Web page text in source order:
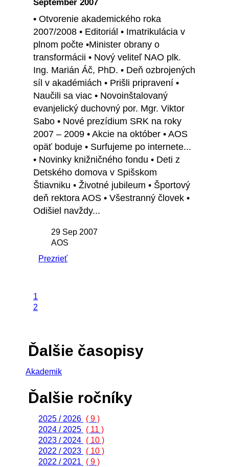
September 2007
• Otvorenie akademického roka
2007/2008 • Editoriál • Imatrikulácia v
plnom počte •Minister obrany o
transformácii • Nový veliteľ NAO plk.
Ing. Marián Áč, PhD. • Deň ozbrojených
síl v akadémiách • Prišli pripravení •
Naučili sa viac • Novoinštalovaný
evanjelický duchovný por. Mgr. Viktor
Sabo • Nové prezídium SRK na roky
2007 – 2009 • Akcie na október • AOS
opäť boduje • Surfujeme po internete...
• Novinky knižničného fondu • Deti z
Detského domova v Spišskom
Štiavniku • Životné jubileum • Športový
deň rektora AOS • Všestranný človek •
Odišiel navždy...
29 Sep 2007
AOS
Prezrieť
1
2
Ďalšie časopisy
Akademik
Ďalšie ročníky
2025 / 2026 ( 9 )
2024 / 2025 ( 11 )
2023 / 2024 ( 10 )
2022 / 2023 ( 10 )
2022 / 2021
( 9 )